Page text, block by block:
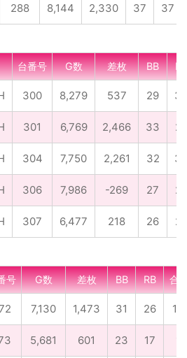
288 8,144 2,330 37 37
台番号 G数 差枚 BB RB
300 8,279 537 29
301 6,769 2,466 33 27
304 7,750 2,261 32
306 7,986 -269 27 29
307 6,477 218 26 20
号 G数 差枚 BB RB 合
7,130 1,473 31 26 1/
5,681 601 23 17